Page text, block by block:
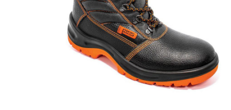
duboke
zaštitne
cipele